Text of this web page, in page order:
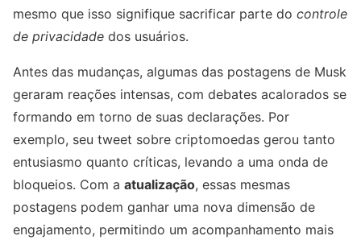
mesmo que isso signifique sacrificar parte do controle
de privacidade dos usuários.
Antes das mudanças, algumas das postagens de Musk
geraram reações intensas, com debates acalorados se
formando em torno de suas declarações. Por
exemplo, seu tweet sobre criptomoedas gerou tanto
entusiasmo quanto críticas, levando a uma onda de
bloqueios. Com a atualização, essas mesmas
postagens podem ganhar uma nova dimensão de
engajamento, permitindo um acompanhamento mais